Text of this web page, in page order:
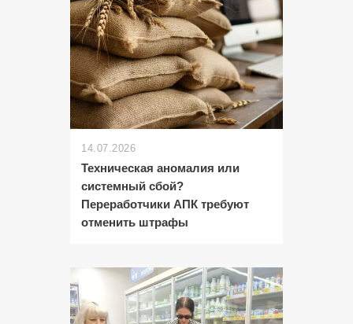
14.07.2026
Техническая аномалия или
системный сбой?
Переработчики АПК требуют
отменить штрафы